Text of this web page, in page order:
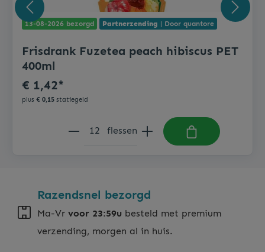
13-08-2026 bezorgd Partnerzending | Door quantore
Frisdrank Fuzetea peach hibiscus PET
400ml
€ 1,42*
plus € 0,15 statiegeld
flessen
Razendsnel bezorgd
Ma-Vr voor 23:59u besteld met premium
verzending, morgen al in huis.